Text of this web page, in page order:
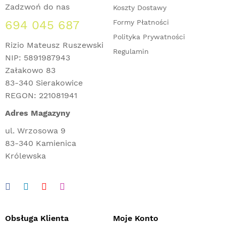
Zadzwoń do nas
694 045 687
Rizio Mateusz Ruszewski
NIP: 5891987943
Załakowo 83
83-340 Sierakowice
REGON: 221081941
Adres Magazyny
ul. Wrzosowa 9
83-340 Kamienica
Królewska
Koszty Dostawy
Formy Płatności
Polityka Prywatności
Regulamin
Obsługa Klienta Moje Konto